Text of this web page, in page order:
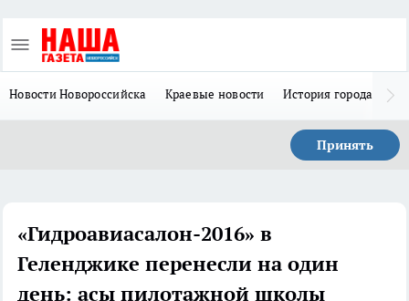
Новости Новороссийска Краевые новости История города Н
Принять
«Гидроавиасалон-2016» в
Геленджике перенесли на один
день: асы пилотажной школы